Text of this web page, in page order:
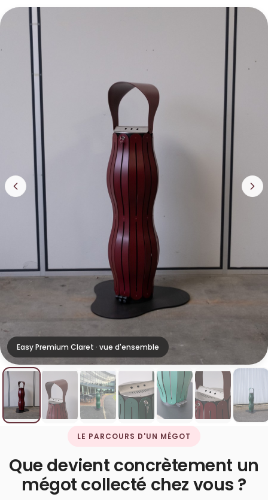
Easy Premium Claret · vue d'ensemble
LE PARCOURS D'UN MÉGOT
Que devient concrètement un
mégot collecté chez vous ?